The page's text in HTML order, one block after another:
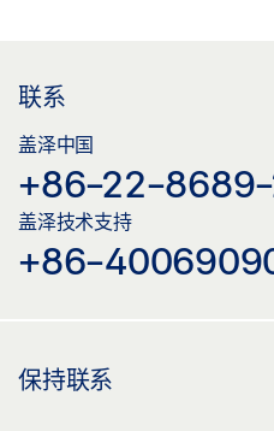
联系
盖泽中国
+86-22-
盖泽技术支持
+86-
保持联系